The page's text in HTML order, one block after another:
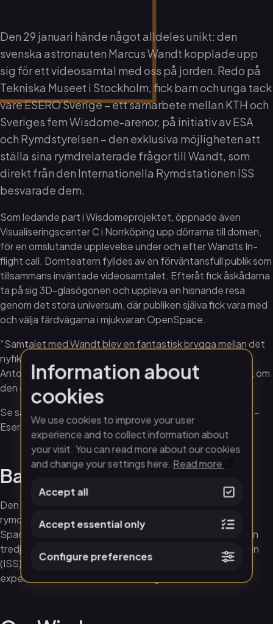
Den 29 januari hände något alldeles unikt: den
svenska astronauten Marcus Wandt kopplade upp
sig för ett videosamtal med oss på jorden. Redo på
Tekniska Museet i Stockholm, fick barn och unga tack
vare ESERO Sverige – ett samarbete mellan KTH och
Sveriges fem Wisdome-arenor, på initiativ av ESA
och Rymdstyrelsen – den exklusiva möjligheten att
ställa sina rymdrelaterade frågor till Wandt, som
direkt från den Internationella Rymdstationen ISS
besvarade dem.
Som ledande part i Wisdomeprojektet, öppnade även
Visualiseringscenter C i Norrköping upp dörrarna till domen,
för en omslutande upplevelse under och efter Wandts In-
flight call. Domteatern fylldes av en förväntansfull publik som
tillsammans inväntade videosamtalet. Efteråt fick åskådarna
ta på sig 3D-glasögonen och uppleva en hisnande resa
genom det stora universum, där publiken själva fick vara med
och välja färdvägarna i mjukvaran OpenSpace.
“Samtalet med Wandt blev en fantastisk brygga mellan det
nyfikna klassrummet och den spännande rymden”, säger
Anton Lilja, Verksamhetsledare på Visualiseringscenter C, om
den efterlängtade livesändningen från ISS.
Se samtalet i efterhand: In-flight call med Marcus Wandt –
Esero.
Bakgrund
Den 18 januari markerade ett historiskt ögonblick när
rymdfarkosten Axiom Mission 3 sköts upp från Kennedy
Space Center i Florida. Ombord fanns Marcus Wandt, den
tredje svensken på väg mot Internationella rymdstationen
(ISS). Under sina två veckor i rymden utför Marcus Wandt
experiment inom stamceller och ergonomi.
Information about
cookies
We use cookies to improve your user
experience and to collect information about
your visit. You can read more about our cookies
and change your settings here. Read more
Accept all
Accept essential only
Configure preferences